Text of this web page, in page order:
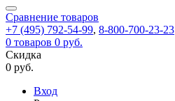
Запомнить
меня
Забыли
перейдя
по
которой
вы
новый
для
смены
пароля.
Сменить
пользовательского
соглашения
Сравнение товаров
+7 (495) 792-54-99, 8-800-700-23-23
0 товаров 0 руб.
Скидка
0 руб.
Вход